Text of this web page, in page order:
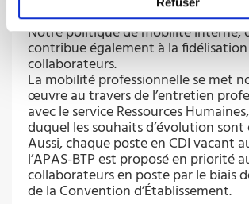
Notre politique de mobilité interne,
contribue également à la
collaborateurs.
La mobilité professionnelle se met
œuvre au travers de l’entretien
avec le service Ressources
duquel les souhaits d’évolution sont
Aussi, chaque poste en CDI vacant
l’APAS-BTP est proposé en priorité
collaborateurs en poste par le biais
de la Convention d’Établissement.